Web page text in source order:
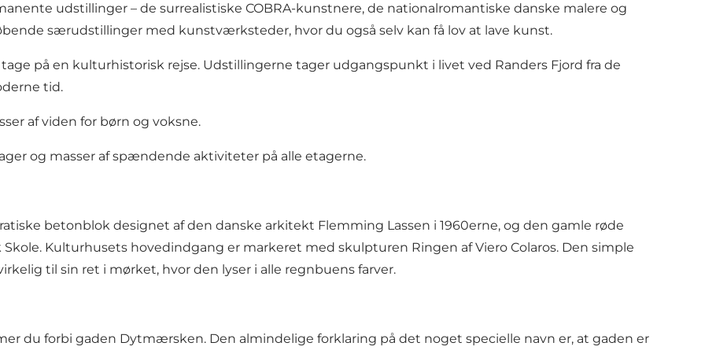
udstillinger – de surrealistiske COBRA-kunstnere, de nationalromantiske danske malere og
særudstillinger med kunstværksteder, hvor du også selv kan få lov at lave kunst.
tage på en kulturhistorisk rejse. Udstillingerne tager udgangspunkt i livet ved Randers Fjord fra de
tid.
af viden for børn og voksne.
og masser af spændende aktiviteter på alle etagerne.
betonblok designet af den danske arkitekt Flemming Lassen i 1960erne, og den gamle røde
Kulturhusets hovedindgang er markeret med skulpturen Ringen af Viero Colaros. Den simple
til sin ret i mørket, hvor den lyser i alle regnbuens farver.
du forbi gaden Dytmærsken. Den almindelige forklaring på det noget specielle navn er, at gaden er